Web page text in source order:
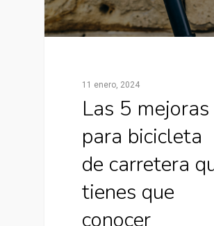
11 enero, 2024
Las 5 mejoras
para bicicleta
de carretera
tienes que
conocer